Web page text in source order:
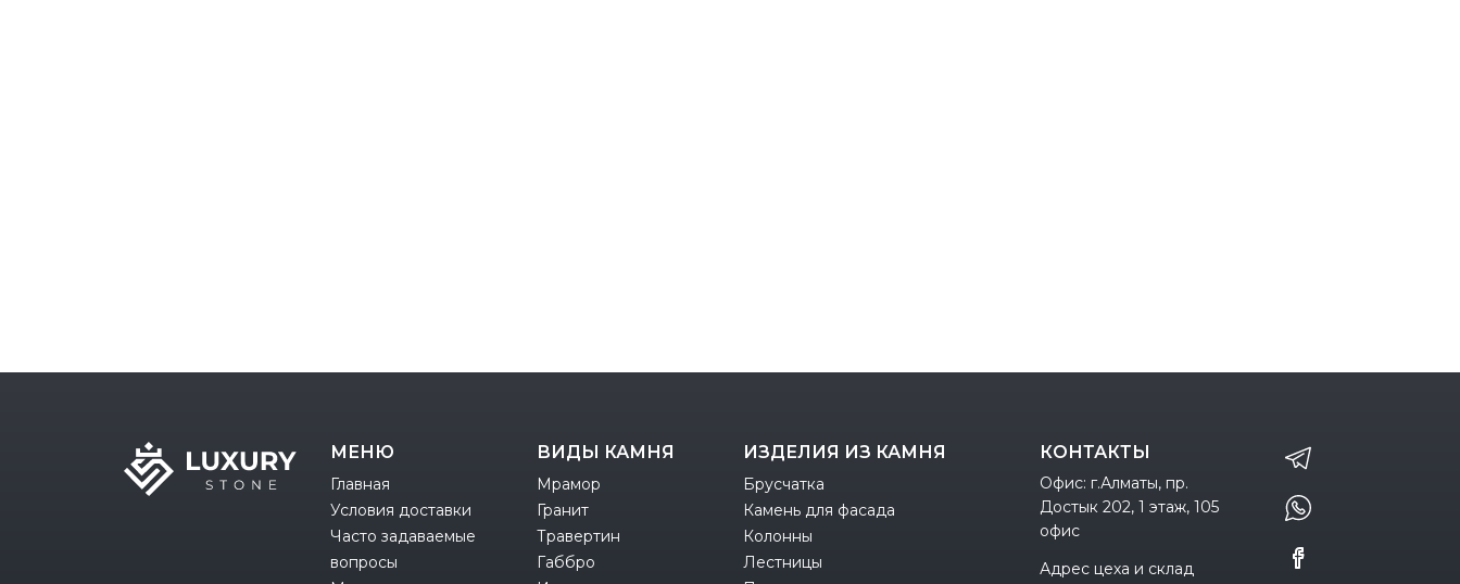
МЕНЮ
Главная
Условия доставки
Часто задаваемые
вопросы
ВИДЫ КАМНЯ
Мрамор
Гранит
Травертин
Габбро
ИЗДЕЛИЯ ИЗ КАМНЯ
Брусчатка
Камень для фасада
Колонны
Лестницы
КОНТАКТЫ
Офис: г.Алматы, пр.
Достык 202, 1 этаж, 105
офис
Адрес цеха и склад